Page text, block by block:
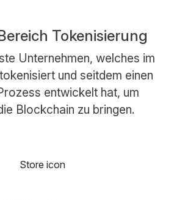
Tokenisierung
Unternehmen, welches im
und seitdem einen
entwickelt hat, um
Blockchain zu bringen.